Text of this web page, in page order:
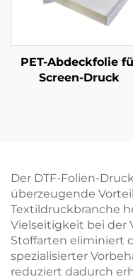
PET-Abdeckfolie
Screen-Druck
Der DTF-Folien-
überzeugende
Textildruckbranche
Vielseitigkeit bei der
Stoffarten eliminiert
spezialisierter
reduziert dadurch